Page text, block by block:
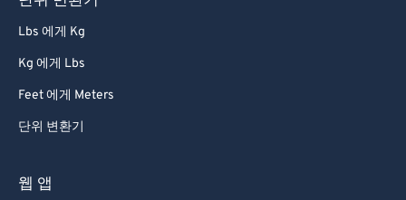
Lbs 에게 Kg
Kg 에게 Lbs
Feet 에게 Meters
단위 변환기
웹 앱